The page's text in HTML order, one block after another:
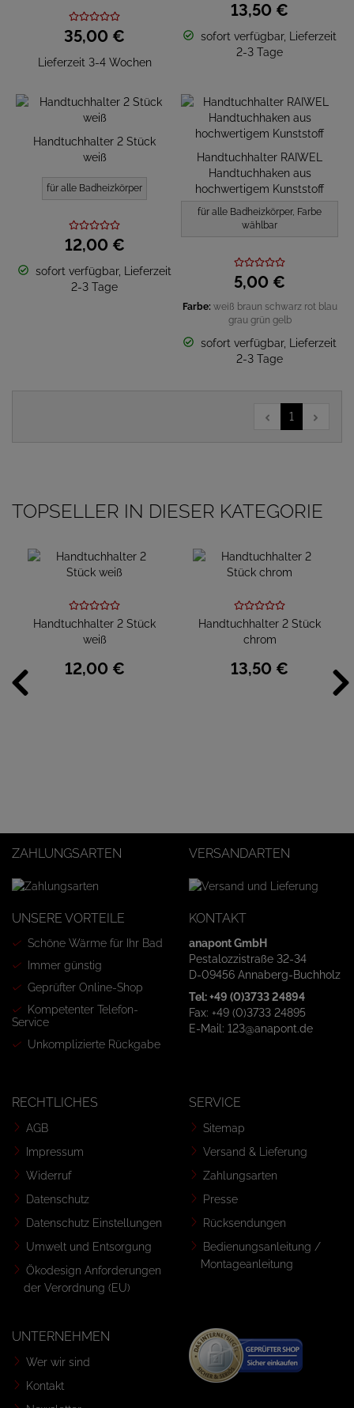
35,00 €
Lieferzeit 3-4 Wochen
13,50 €
sofort verfügbar, Lieferzeit
2-3 Tage
Handtuchhalter 2 Stück
weiß
für alle Badheizkörper
12,00 €
sofort verfügbar, Lieferzeit
2-3 Tage
Handtuchhalter RAIWEL
Handtuchhaken aus
hochwertigem Kunststoff
für alle Badheizkörper, Farbe
wählbar
5,00 €
Farbe: weiß braun schwarz rot blau
grau grün gelb
sofort verfügbar, Lieferzeit
2-3 Tage
1
TOPSELLER IN DIESER KATEGORIE
Handtuchhalter 2 Stück
weiß
12,00 €
Handtuchhalter 2 Stück
chrom
13,50 €
ZAHLUNGSARTEN VERSANDARTEN
UNSERE VORTEILE
Schöne Wärme für Ihr Bad
Immer günstig
Geprüfter Online-Shop
Kompetenter Telefon-
Service
Unkomplizierte Rückgabe
KONTAKT
anapont GmbH
Pestalozzistraße 32-34
D-09456 Annaberg-Buchholz
Tel: +49 (0)3733 24894
Fax: +49 (0)3733 24895
E-Mail: 123@anapont.de
RECHTLICHES
AGB
Impressum
Widerruf
Datenschutz
Datenschutz Einstellungen
Umwelt und Entsorgung
Ökodesign Anforderungen
der Verordnung (EU)
SERVICE
Sitemap
Versand & Lieferung
Zahlungsarten
Presse
Rücksendungen
Bedienungsanleitung /
Montageanleitung
UNTERNEHMEN
Wer wir sind
Kontakt